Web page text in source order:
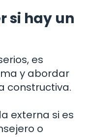
si hay un
es
y abordar
constructiva.
externa si es
o